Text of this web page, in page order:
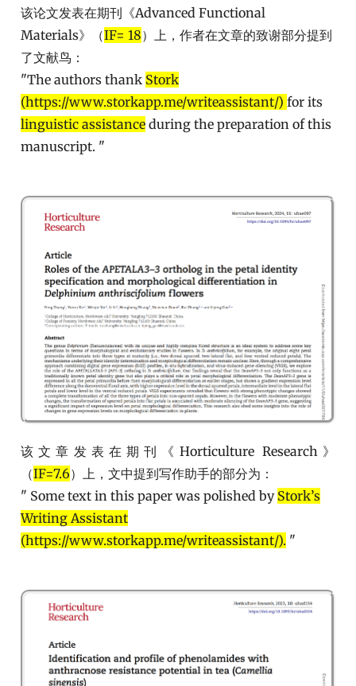
该论文发表在期刊《Advanced Functional
Materials》（IF= 18）上，作者在文章的致谢部分提到
了文献鸟：
"The authors thank Stork
(https://www.storkapp.me/writeassistant/)for its
linguistic assistance during the preparation of this
manuscript. "
该文章发表在期刊《Horticulture Research》
（IF=7.6）上，文中提到写作助手的部分为：
" Some text in this paper was polished by Stork’s
Writing Assistant
(https://www.storkapp.me/writeassistant/). "